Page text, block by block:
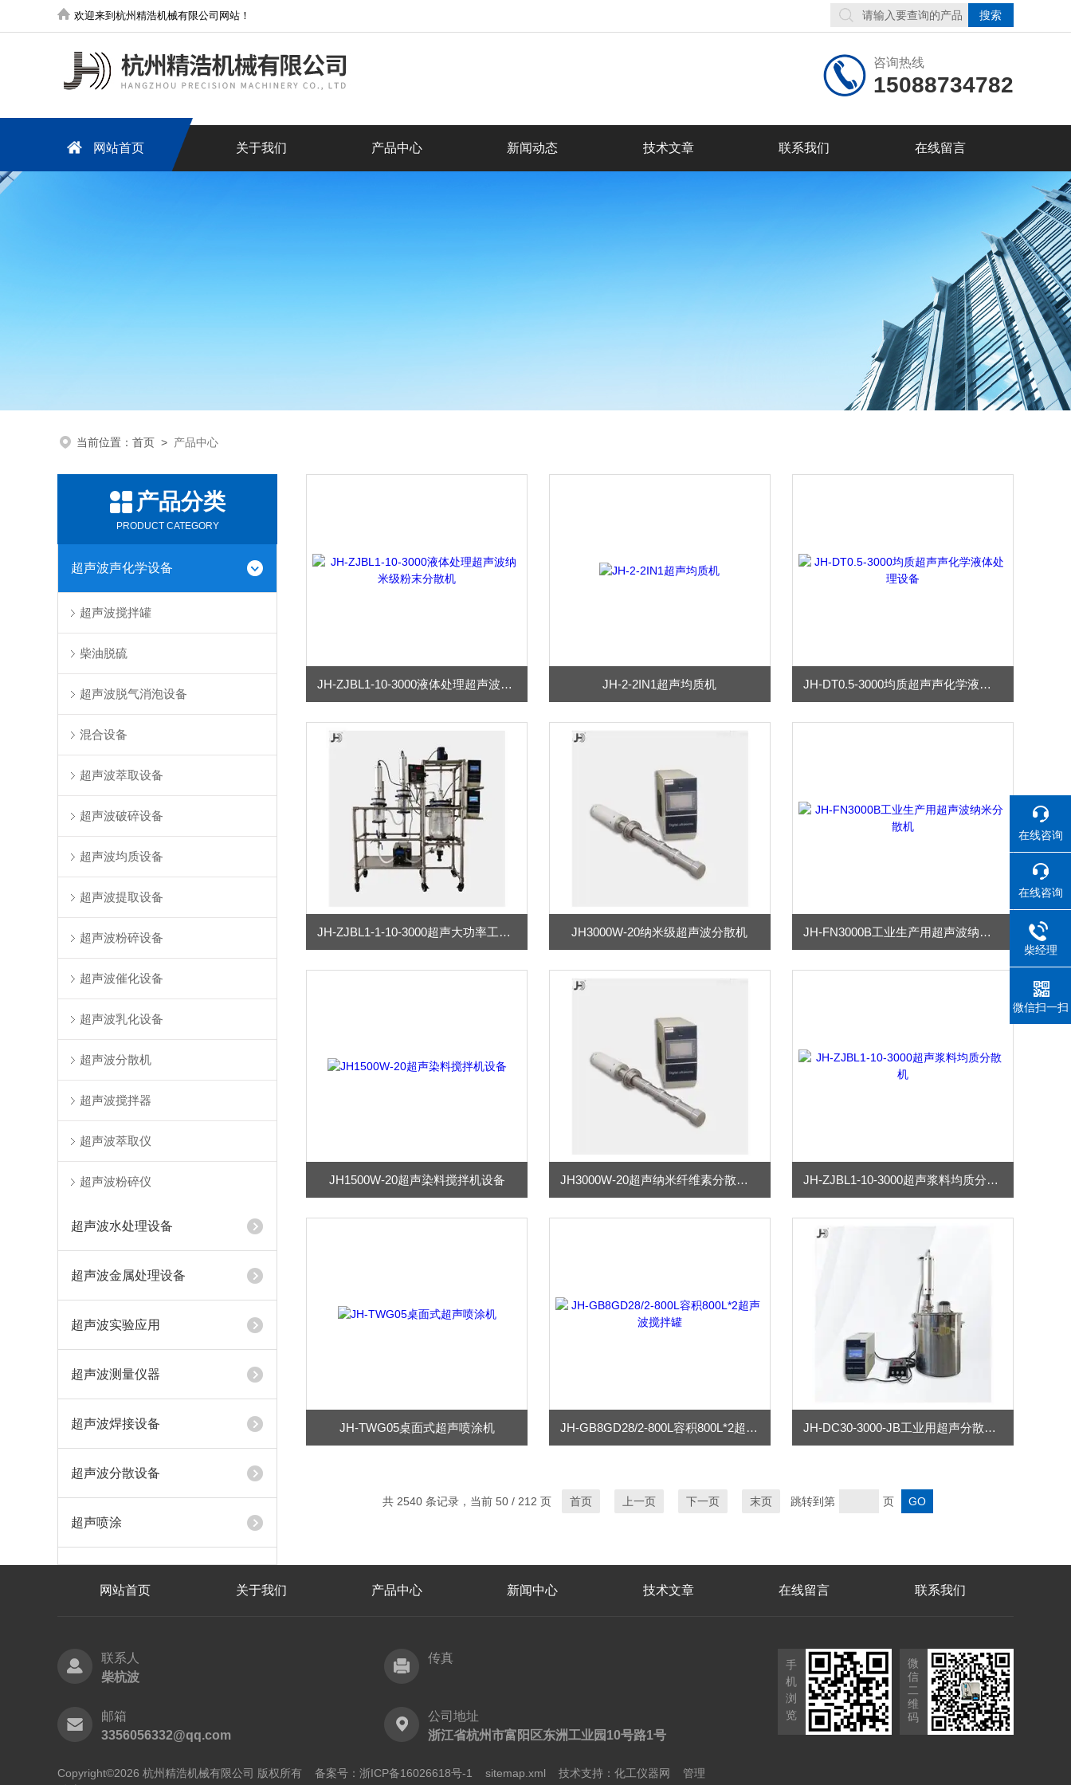
欢迎来到杭州精浩机械有限公司网站！
咨询热线
15088734782
网站首页 关于我们 产品中心 新闻动态 技术文章 联系我们 在线留言
当前位置： 首页 > 产品中心
产品分类
PRODUCT CATEGORY
超声波声化学设备
超声波搅拌罐
柴油脱硫
超声波脱气消泡设备
混合设备
超声波萃取设备
超声波破碎设备
超声波均质设备
超声波提取设备
超声波粉碎设备
超声波催化设备
超声波乳化设备
超声波分散机
超声波搅拌器
超声波萃取仪
超声波粉碎仪
超声波水处理设备
超声波金属处理设备
超声波实验应用
超声波测量仪器
超声波焊接设备
超声波分散设备
超声喷涂
JH-ZJBL1-10-3000液体处理超声波纳米级粉末分散机 JH-2-2IN1超声均质机 JH-DT0.5-3000均质超声声化学液体处理设备
JH-ZJBL1-1-10-3000超声大功率工业型分散设备 JH3000W-20纳米级超声波分散机 JH-FN3000B工业生产用超声波纳米分散机
JH1500W-20超声染料搅拌机设备 JH3000W-20超声纳米纤维素分散设备 JH-ZJBL1-10-3000超声浆料均质分散机
JH-TWG05桌面式超声喷涂机 JH-GB8GD28/2-800L容积800L*2超声波搅拌罐 JH-DC30-3000-JB工业用超声分散均质机
共 2540 条记录，当前 50 / 212 页 首页 上一页 下一页 末页 跳转到第 页
网站首页 关于我们 产品中心 新闻中心 技术文章 在线留言 联系我们
联系人
柴杭波
传真
邮箱
3356056332@qq.com
公司地址
浙江省杭州市富阳区东洲工业园10号路1号
手
机
浏
览
微
信
二
维
码
Copyright©2026 杭州精浩机械有限公司 版权所有 备案号：浙ICP备16026618号-1 sitemap.xml 技术支持： 化工仪器网
管理
在线咨询
在线咨询
柴经理
微信扫一扫